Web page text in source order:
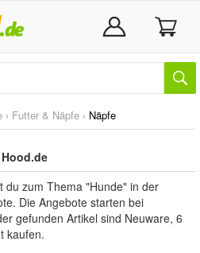
› Futter & Näpfe › Näpfe
du zum Thema "Hunde" in der
Die Angebote starten bei
gefunden Artikel sind Neuware, 6
kaufen.